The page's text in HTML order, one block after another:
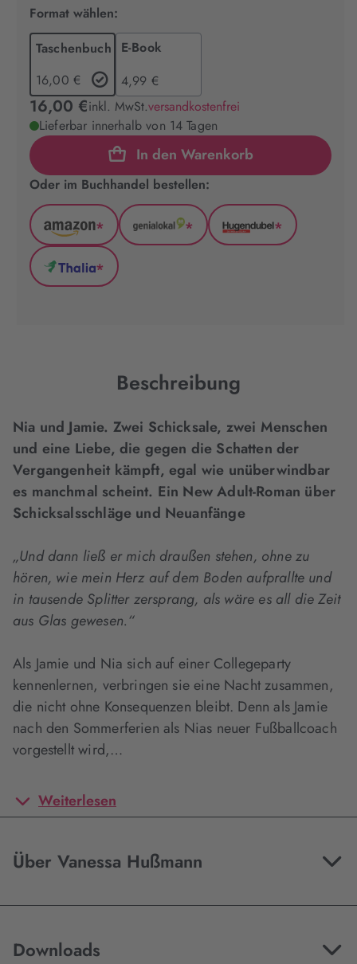
Format wählen:
Taschenbuch
16,00 €
E-Book
4,99 €
16,00 €inkl. MwSt.versandkostenfrei
Lieferbar innerhalb von 14 Tagen
In den Warenkorb
Oder im Buchhandel bestellen:
Amazon
(wird
in
neuem
*
GenialLokal
*
Hugendubel
*
Thalia
*
Beschreibung
Nia und Jamie. Zwei Schicksale, zwei Menschen
und eine Liebe, die gegen die Schatten der
Vergangenheit kämpft, egal wie unüberwindbar
es manchmal scheint. Ein New Adult-Roman über
Schicksalsschläge und Neuanfänge
„Und dann ließ er mich draußen stehen, ohne zu
hören, wie mein Herz auf dem Boden aufprallte und
in tausende Splitter zersprang, als wäre es all die Zeit
aus Glas gewesen.“
Als Jamie und Nia sich auf einer Collegeparty
kennenlernen, verbringen sie eine Nacht zusammen,
die nicht ohne Konsequenzen bleibt. Denn als Jamie
nach den Sommerferien als Nias neuer Fußballcoach
vorgestellt wird,…
Weiterlesen
Über Vanessa Hußmann
Downloads